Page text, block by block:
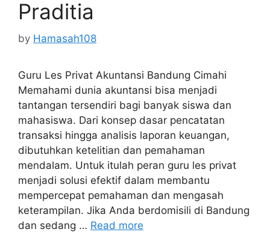
Praditia
by Hamasah108
Guru Les Privat Akuntansi Bandung Cimahi
Memahami dunia akuntansi bisa menjadi
tantangan tersendiri bagi banyak siswa dan
mahasiswa. Dari konsep dasar pencatatan
transaksi hingga analisis laporan keuangan,
dibutuhkan ketelitian dan pemahaman
mendalam. Untuk itulah peran guru les privat
menjadi solusi efektif dalam membantu
mempercepat pemahaman dan mengasah
keterampilan. Jika Anda berdomisili di Bandung
dan sedang … Read more